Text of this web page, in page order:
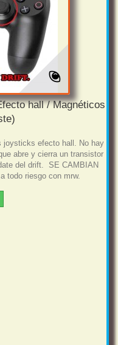
hall / Magnéticos
joysticks efecto hall. No hay
abre y cierra un transistor
del drift. SE CAMBIAN
todo riesgo con mrw.